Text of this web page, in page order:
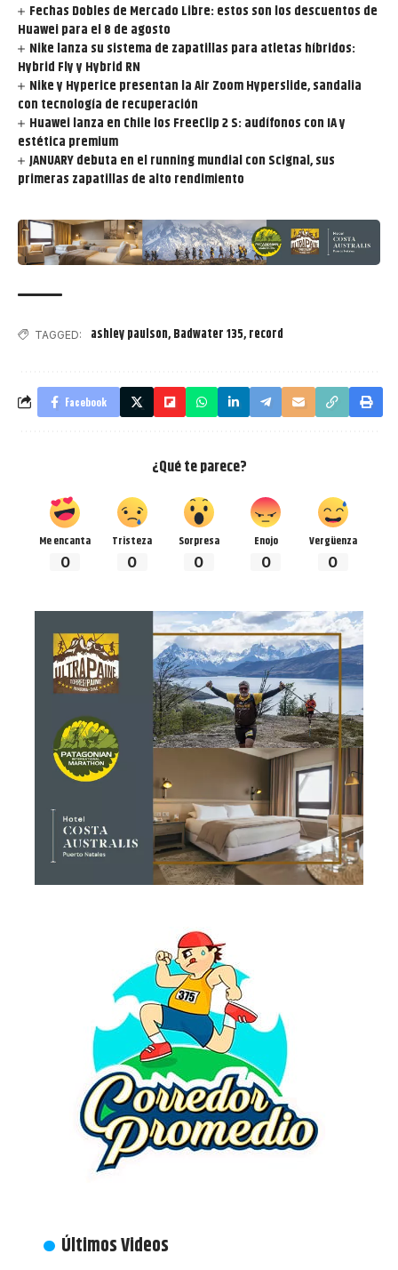
Fechas Dobles de Mercado Libre: estos son los descuentos de
Huawei para el 8 de agosto
Nike lanza su sistema de zapatillas para atletas híbridos:
Hybrid Fly y Hybrid RN
Nike y Hyperice presentan la Air Zoom Hyperslide, sandalia
con tecnología de recuperación
Huawei lanza en Chile los FreeClip 2 S: audífonos con IA y
estética premium
JANUARY debuta en el running mundial con Scignal, sus
primeras zapatillas de alto rendimiento
TAGGED: ashley paulson,Badwater 135,record
Facebook
¿Qué te parece?
Me encanta
0
Tristeza
0
Sorpresa
0
Enojo
0
Vergüenza
0
Últimos Videos